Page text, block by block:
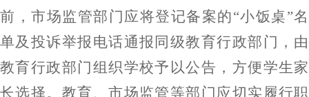
前，市场监管部门应将登记备案的“小饭桌”名
单及投诉举报电话通报同级教育行政部门，由
教育行政部门组织学校予以公告，方便学生家
长选择。教育、市场监管等部门应切实履行职